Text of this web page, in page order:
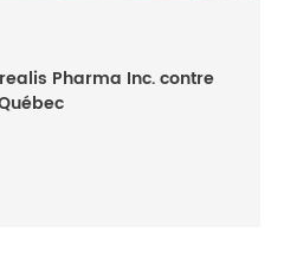
Pharma Inc. contre